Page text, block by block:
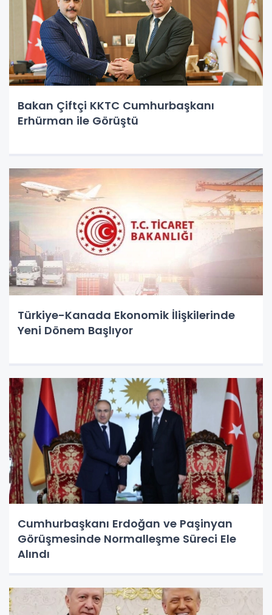
Bakan Çiftçi KKTC Cumhurbaşkanı
Erhürman ile Görüştü
Türkiye-Kanada Ekonomik İlişkilerinde
Yeni Dönem Başlıyor
Cumhurbaşkanı Erdoğan ve Paşinyan
Görüşmesinde Normalleşme Süreci Ele
Alındı